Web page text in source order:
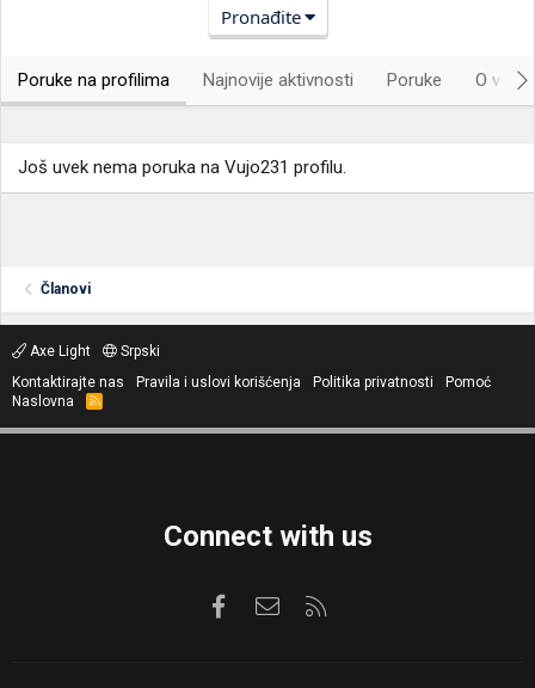
Pronađite
Poruke na profilima Najnovije aktivnosti Poruke O
Još uvek nema poruka na Vujo231 profilu.
Članovi
Axe Light
Srpski
Kontaktirajte nas
Pravila i uslovi korišćenja Politika privatnosti
Pomoć
Naslovna
R
S
Connect with us
FacebookKontaktirajte nas